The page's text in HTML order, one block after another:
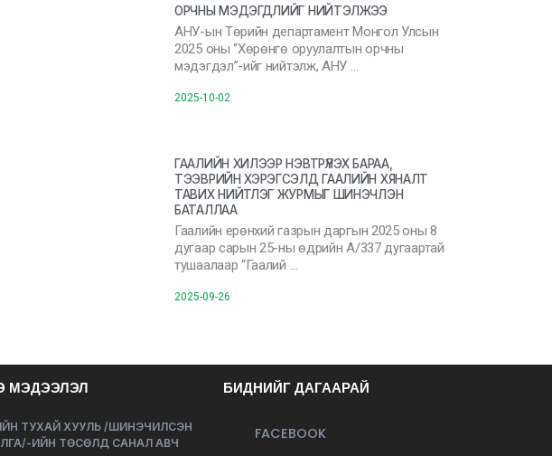
ОРЧНЫ МЭДЭГДЛИЙГ НИЙТЭЛЖЭЭ
АНУ-ын Төрийн департамент Монгол Улсын
2025 оны “Хөрөнгө оруулалтын орчны
мэдэгдэл”-ийг нийтэлж, АНУ …
2025-10-02
ГААЛИЙН ХИЛЭЭР НЭВТРҮҮЛЭХ БАРАА,
ТЭЭВРИЙН ХЭРЭГСЭЛД ГААЛИЙН ХЯНАЛТ
ТАВИХ НИЙТЛЭГ ЖУРМЫГ ШИНЭЧЛЭН
БАТАЛЛАА
Гаалийн ерөнхий газрын даргын 2025 оны 8
дугаар сарын 25-ны өдрийн А/337 дугаартай
тушаалаар “Гаалий …
2025-09-26
МЭДЭЭЛЭЛ
ТУХАЙ ХУУЛЬ /ШИНЭЧИЛСЭН
ИЙН ТӨСӨЛД САНАЛ АВЧ
БИДНИЙГ ДАГААРАЙ
FACEBOOK